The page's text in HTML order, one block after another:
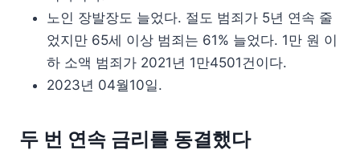
노인 장발장도 늘었다. 절도 범죄가 5년 연속 줄
었지만 65세 이상 범죄는 61% 늘었다. 1만 원 이
하 소액 범죄가 2021년 1만4501건이다.
2023년 04월10일.
두 번 연속 금리를 동결했다